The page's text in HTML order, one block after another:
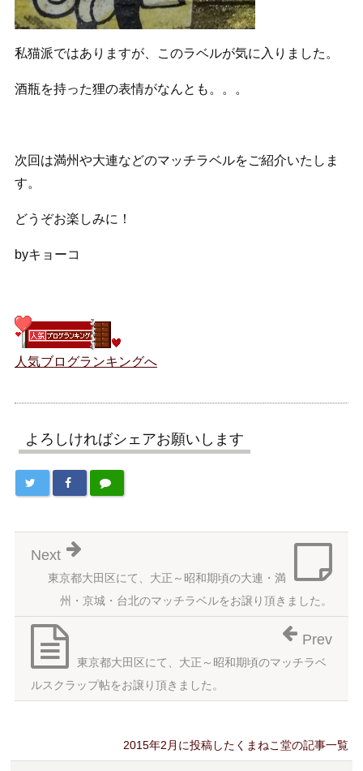
私猫派ではありますが、このラベルが気に入りました。
酒瓶を持った狸の表情がなんとも。。。
次回は満州や大連などのマッチラベルをご紹介いたしま
す。
どうぞお楽しみに！
byキョーコ
人気ブログランキングへ
よろしければシェアお願いします
東京都大田区にて、大正～昭和期頃の大連・満
州・京城・台北のマッチラベルをお譲り頂きました。
Next
東京都大田区にて、大正～昭和期頃のマッチラベ
ルスクラップ帖をお譲り頂きました。
Prev
2015年2月に投稿したくまねこ堂の記事一覧